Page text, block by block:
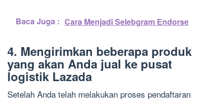
Baca Juga : Cara Menjadi Selebgram Endorse
4. Mengirimkan beberapa produk
yang akan Anda jual ke pusat
logistik Lazada
Setelah Anda telah melakukan proses pendaftaran